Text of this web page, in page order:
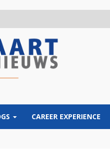
CAREER EXPERIENCE